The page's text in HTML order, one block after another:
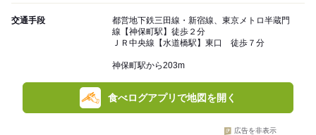
交通手段
都営地下鉄三田線・新宿線、東京メトロ半蔵門
線【神保町駅】徒歩２分
ＪＲ中央線【水道橋駅】東口 徒歩７分
神保町駅から203m
食べログアプリで地図を開く
広告を非表示